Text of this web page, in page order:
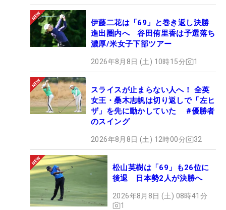
小高拓）
伊藤二花は「69」と巻き返し決勝
進出圏内へ 谷田侑里香は予選落ち
濃厚/米女子下部ツアー
2026年8月8日 (土) 10時15分 1
スライスが止まらない人へ！ 全英
女王・桑木志帆は切り返しで「左ヒ
ザ」を先に動かしていた #優勝者
のスイング
2026年8月8日 (土) 12時00分 32
松山英樹は「69」も26位に
後退 日本勢2人が決勝へ
2026年8月8日 (土) 08時41分
1